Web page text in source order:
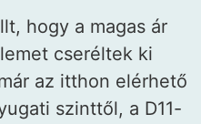
hogy a magas ár
cseréltek ki
az itthon elérhető
szinttől, a D11-